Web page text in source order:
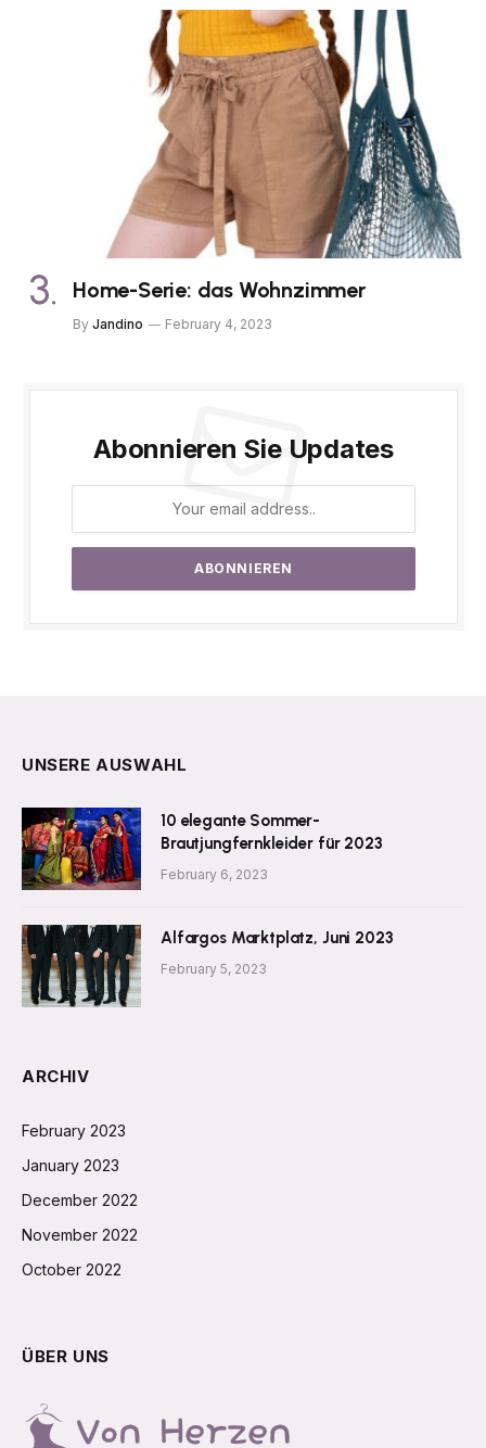
Home-Serie: das Wohnzimmer
By Jandino February 4, 2023
Abonnieren Sie Updates
UNSERE AUSWAHL
10 elegante Sommer-
Brautjungfernkleider für 2023
February 6, 2023
Alfargos Marktplatz, Juni 2023
February 5, 2023
ARCHIV
February 2023
January 2023
December 2022
November 2022
October 2022
ÜBER UNS